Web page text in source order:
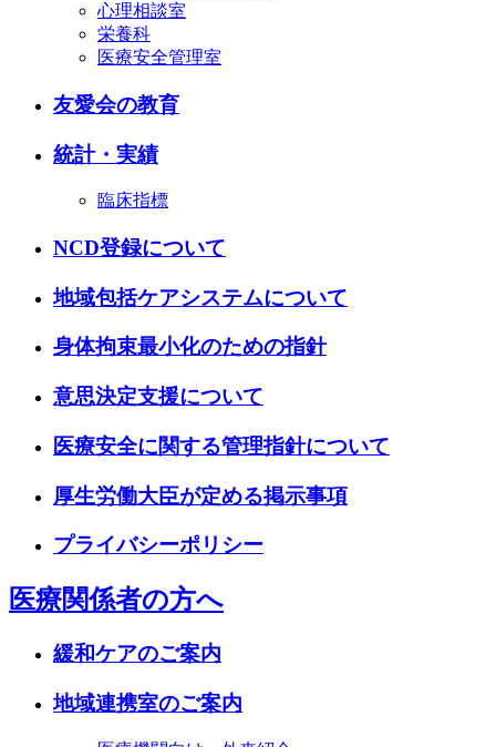
心理相談室
栄養科
医療安全管理室
友愛会の教育
統計・実績
臨床指標
NCD登録について
地域包括ケアシステムについて
身体拘束最小化のための指針
意思決定支援について
医療安全に関する管理指針について
厚生労働大臣が定める掲示事項
プライバシーポリシー
医療関係者の方へ
緩和ケアのご案内
地域連携室のご案内